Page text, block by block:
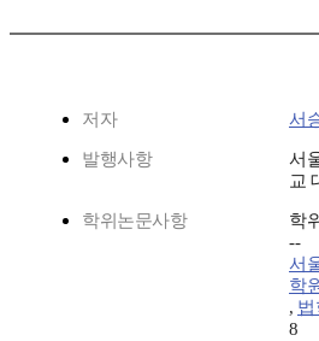
저자 서
발행사항
서
교
학위논문사항
학
--
서
학
, 법
8